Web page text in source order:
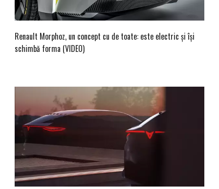
Renault Morphoz, un concept cu de toate: este electric și își
schimbă forma (VIDEO)